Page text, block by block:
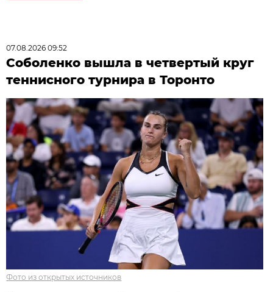
07.08.2026 09:52
Соболенко вышла в четвертый круг
теннисного турнира в Торонто
Фото из открытых источников